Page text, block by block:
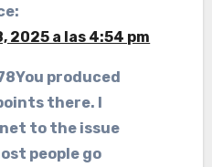
2025 a las 4:54 pm
produced
there. I
to the issue
people go